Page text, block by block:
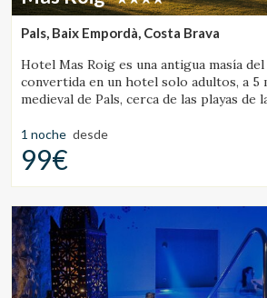
Pals, Baix Empordà, Costa Brava
Hotel Mas Roig es una antigua masía
convertida en un hotel solo adultos, a 5
medieval de Pals, cerca de las playas de
1 noche desde
99€
Estas cookies son utilizadas para
sobre las preferencias y elecciones
a través de la observación continuada
de navegación en el sitio web y mostrar
relacionada con el perfil de navegación